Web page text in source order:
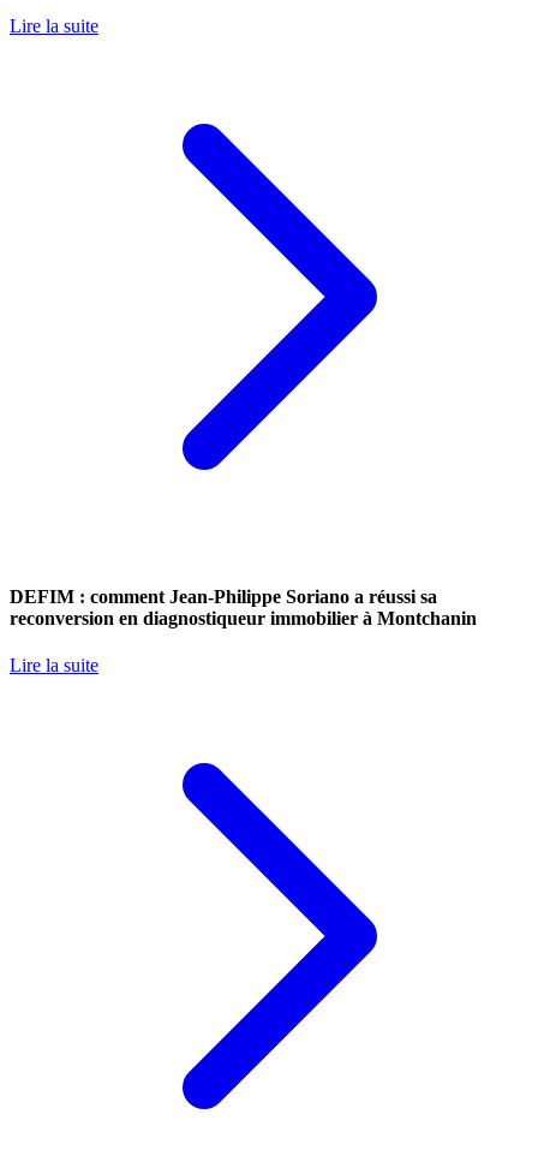
Lire la suite
DEFIM : comment Jean-Philippe Soriano a réussi sa
reconversion en diagnostiqueur immobilier à Montchanin
Lire la suite